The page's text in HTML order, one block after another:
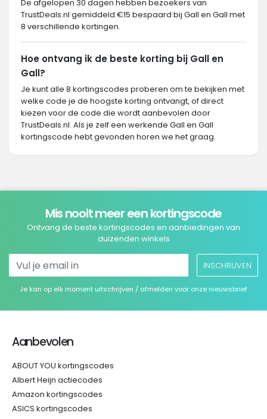
De afgelopen 30 dagen hebben bezoekers van
TrustDeals.nl gemiddeld €15 bespaard bij Gall en Gall met
8 verschillende kortingen.
Hoe ontvang ik de beste korting bij Gall en
Gall?
Je kunt alle 8 kortingscodes proberen om te bekijken met
welke code je de hoogste korting ontvangt, of direct
kiezen voor de code die wordt aanbevolen door
TrustDeals.nl. Als je zelf een werkende Gall en Gall
kortingscode hebt gevonden horen we het graag.
Mis nooit meer een kortingscode
Ontvang de beste kortingscodes en aanbiedingen van
duizenden winkels
INSCHRIJVEN
Je kan op elk moment uitschrijven / afmelden voor onze nieuwsbrief
Aanbevolen
ABOUT YOU kortingscodes
Albert Heijn actiecodes
Amazon kortingscodes
ASICS kortingscodes